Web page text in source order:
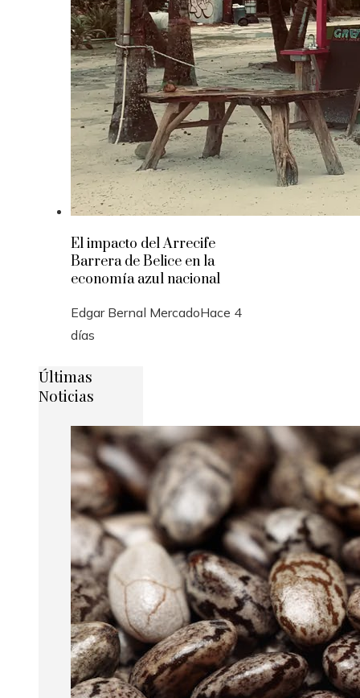
El impacto del Arrecife
Barrera de Belice en la
economía azul nacional
Edgar Bernal MercadoHace 4
días
Últimas
Noticias